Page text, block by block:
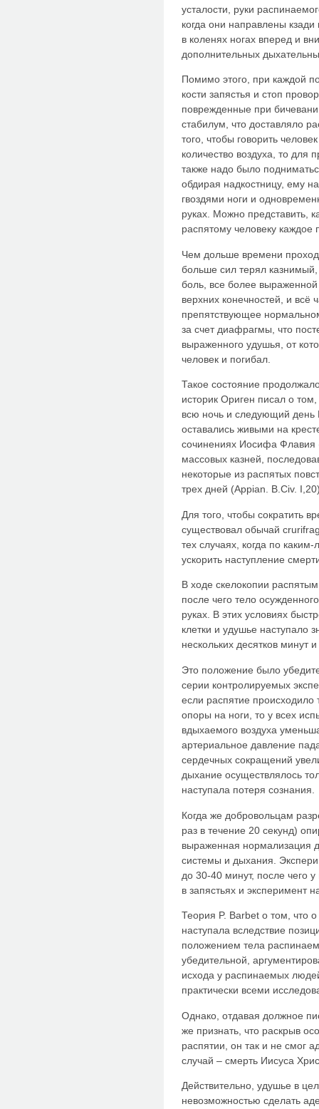
усталости, руки
когда они направлены
в коленях ногах вперед и
дополнительных
Помимо этого, при каждой
кости запястья и стоп
поврежденные при
стабилум, что доставляло
того, чтобы говорить
количество воздуха, то для
также надо было
обдирая надкостницу, ему
гвоздями ноги и
руках. Можно представить,
распятому человеку каждое
Чем дольше времени
больше сил терял
боль, все более выраженной
верхних конечностей, и
препятствующее
за счет диафрагмы, что
выраженного удушья, от
человек и погибал.
Такое состояние
историк Ориген писал о
всю ночь и следующий день
оставались живыми на
сочинениях Иосифа
массовых казней,
некоторые из распятых
трех дней (Appian. B.Civ.
Для того, чтобы сократить
существовал обычай
тех случаях, когда по
ускорить наступление
В ходе скелокопии
после чего тело
руках. В этих условиях
клетки и удушье наступало
нескольких десятков минут
Это положение было
серии контролируемых
если распятие происходило
опоры на ноги, то у всех
вдыхаемого воздуха
артериальное давление
сердечных сокращений
дыхание осуществлялось
наступала потеря сознания.
Когда же добровольцам
раз в течение 20 секунд)
выраженная нормализация
системы и дыхания.
до 30-40 минут, после чего
в запястьях и эксперимент
Теория P. Barbet о том, что
наступала вследствие
положением тела
убедительной,
исхода у распинаемых
практически всеми
Однако, отдавая должное
же признать, что раскрыв
распятии, он так и не смог
случай – смерть Иисуса
Действительно, удушье в
невозможностью сделать